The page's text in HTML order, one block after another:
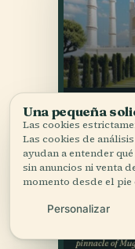
Una pequeña
Las cookies
Las cookies de
ayudan a entender
sin anuncios ni venta
momento desde el pie
Personalizar